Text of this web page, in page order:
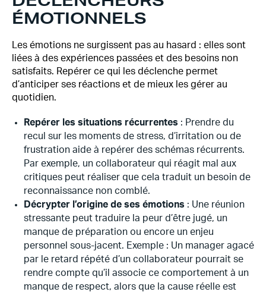
ÉMOTIONNELS
Les émotions ne surgissent pas au hasard : elles sont
liées à des expériences passées et des besoins non
satisfaits. Repérer ce qui les déclenche permet
d’anticiper ses réactions et de mieux les gérer au
quotidien.
Repérer les situations récurrentes : Prendre du
recul sur les moments de stress, d’irritation ou de
frustration aide à repérer des schémas récurrents.
Par exemple, un collaborateur qui réagit mal aux
critiques peut réaliser que cela traduit un besoin de
reconnaissance non comblé.
Décrypter l’origine de ses émotions : Une réunion
stressante peut traduire la peur d’être jugé, un
manque de préparation ou encore un enjeu
personnel sous-jacent. Exemple : Un manager agacé
par le retard répété d’un collaborateur pourrait se
rendre compte qu’il associe ce comportement à un
manque de respect, alors que la cause réelle est